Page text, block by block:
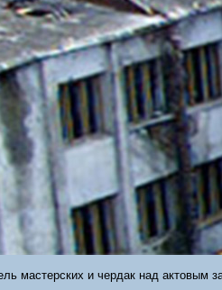
мастерских и чердак над актовым